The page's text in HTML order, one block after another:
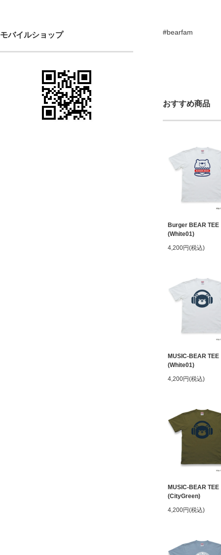
モバイルショップ #bearfam
おすすめ商品
Burger BEAR TEE
(White01)
4,200円(税込)
MUSIC-BEAR TEE
(White01)
4,200円(税込)
MUSIC-BEAR TEE
(CityGreen)
4,200円(税込)